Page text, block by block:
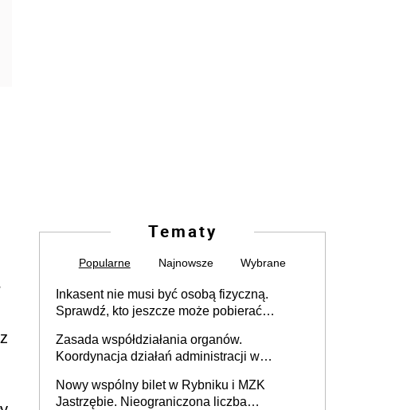
Tematy
Popularne Najnowsze Wybrane
Inkasent nie musi być osobą fizyczną.
Sprawdź, kto jeszcze może pobierać
Zasada współdziałania organów.
Koordynacja działań administracji w
Nowy wspólny bilet w Rybniku i MZK
Jastrzębie. Nieograniczona liczba